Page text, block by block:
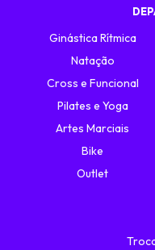
Ginástica Rítmica
Natação
Cross e Funcional
Pilates e Yoga
Artes Marciais
Bike
Outlet